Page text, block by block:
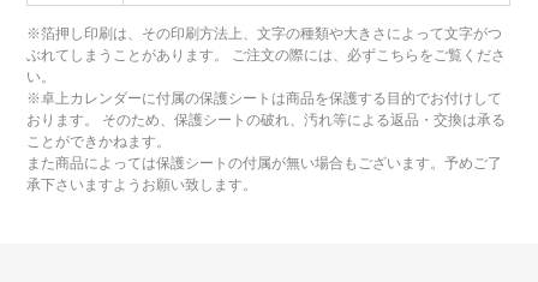
※箔押し印刷は、その印刷方法上、文字の種類や大きさによって文字がつ
ぶれてしまうことがあります。 ご注文の際には、必ずこちらをご覧くださ
い。
※卓上カレンダーに付属の保護シートは商品を保護する目的でお付けして
おります。 そのため、保護シートの破れ、汚れ等による返品・交換は承る
ことができかねます。
また商品によっては保護シートの付属が無い場合もございます。予めご了
承下さいますようお願い致します。